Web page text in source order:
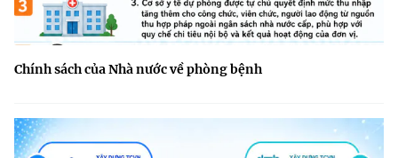
Chính sách của Nhà nước về phòng bệnh